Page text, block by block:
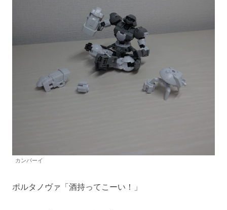
カンパーイ
ポルタノヴァ「酒持ってこーい！」